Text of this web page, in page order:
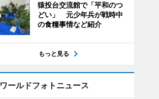
猿投台交流館で「平和のつ
どい」 元少年兵が戦時中
の食糧事情など紹介
もっと見る
ワールドフォトニュース